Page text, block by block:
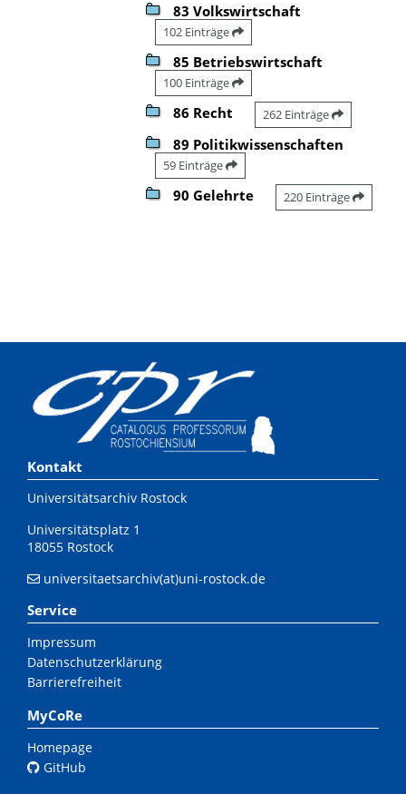
83 Volkswirtschaft
102 Einträge
85 Betriebswirtschaft
100 Einträge
86 Recht 262 Einträge
89 Politikwissenschaften
59 Einträge
90 Gelehrte 220 Einträge
Kontakt
Universitätsarchiv Rostock
Universitätsplatz 1
18055 Rostock
universitaetsarchiv(at)uni-rostock.de
Service
Impressum
Datenschutzerklärung
Barrierefreiheit
MyCoRe
Homepage
GitHub